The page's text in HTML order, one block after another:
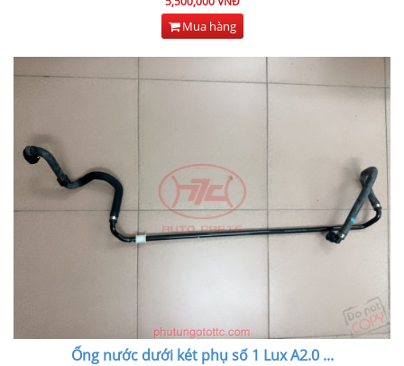
Mua hàng
Ống nước dưới két phụ số 1 Lux A2.0...